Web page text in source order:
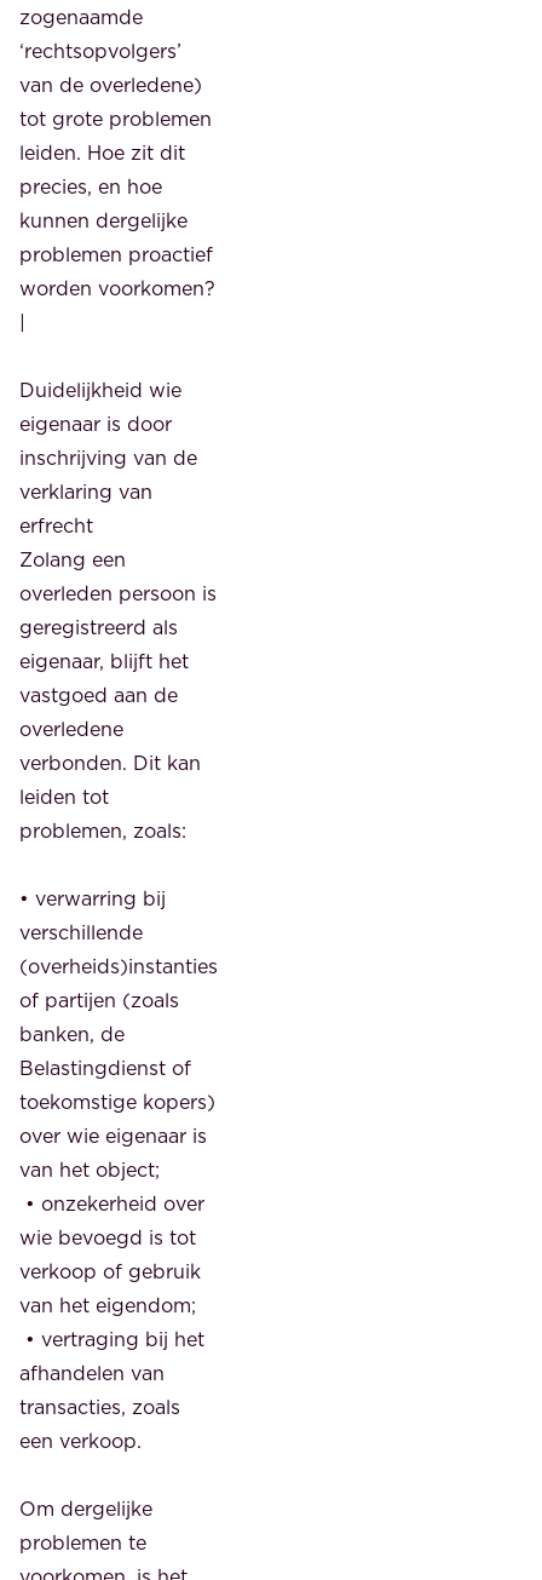
zogenaamde
‘rechtsopvolgers’
van de overledene)
tot grote problemen
leiden. Hoe zit dit
precies, en hoe
kunnen dergelijke
problemen proactief
worden voorkomen?
|
Duidelijkheid wie
eigenaar is door
inschrijving van de
verklaring van
erfrecht
Zolang een
overleden persoon is
geregistreerd als
eigenaar, blijft het
vastgoed aan de
overledene
verbonden. Dit kan
leiden tot
problemen, zoals:
• verwarring bij
verschillende
(overheids)instanties
of partijen (zoals
banken, de
Belastingdienst of
toekomstige kopers)
over wie eigenaar is
van het object;
• onzekerheid over
wie bevoegd is tot
verkoop of gebruik
van het eigendom;
• vertraging bij het
afhandelen van
transacties, zoals
een verkoop.
Om dergelijke
problemen te